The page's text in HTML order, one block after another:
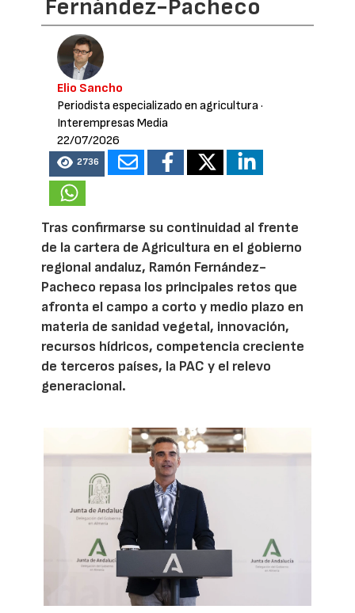
Fernández-Pacheco
Elio Sancho
Periodista especializado en agricultura·
Interempresas Media
22/07/2026
2736
Tras confirmarse su continuidad al frente
de la cartera de Agricultura en el gobierno
regional andaluz, Ramón Fernández-
Pacheco repasa los principales retos que
afronta el campo a corto y medio plazo en
materia de sanidad vegetal, innovación,
recursos hídricos, competencia creciente
de terceros países, la PAC y el relevo
generacional.